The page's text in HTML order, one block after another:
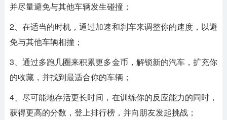
并尽量避免与其他车辆发生碰撞；
2、在适当的时机，通过加速和刹车来调整你的速度，以避
免与其他车辆相撞；
3、通过多跑几圈来积累更多金币，解锁新的汽车，扩充你
的收藏，并找到最适合你的车辆；
4、尽可能地存活更长时间，在训练你的反应能力的同时，
获得更高的分数，登上排行榜，并向朋友发起挑战；